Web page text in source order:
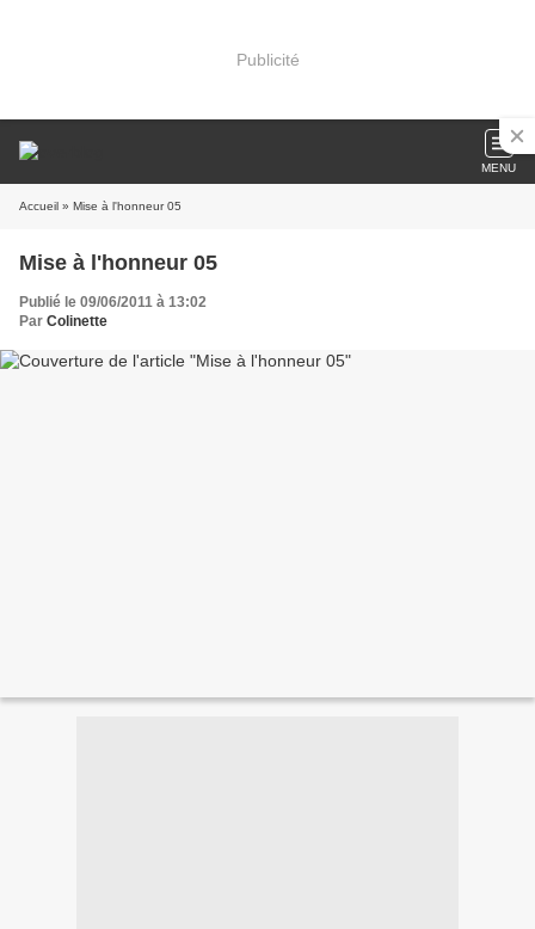
Publicité
MENU
Accueil » Mise à l'honneur 05
Mise à l'honneur 05
Publié le 09/06/2011 à 13:02
Par Colinette